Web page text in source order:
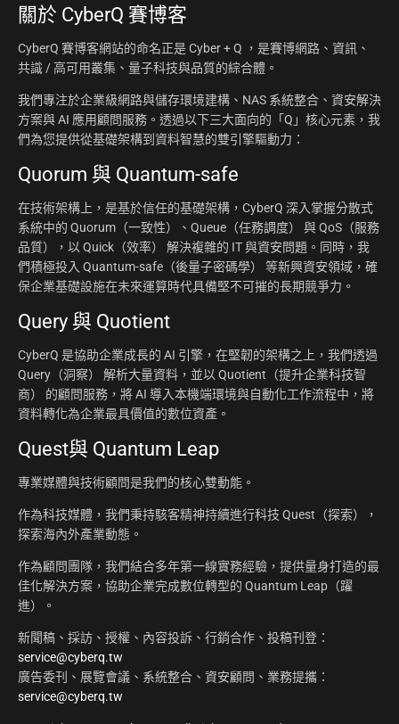
關於 CyberQ 賽博客
CyberQ 賽博客網站的命名正是 Cyber + Q ，是賽博網路、資訊、
共識 / 高可用叢集、量子科技與品質的綜合體。
我們專注於企業級網路與儲存環境建構、NAS 系統整合、資安解決
方案與 AI 應用顧問服務。透過以下三大面向的「Q」核心元素，我
們為您提供從基礎架構到資料智慧的雙引擎驅動力：
Quorum 與 Quantum-safe
在技術架構上，是基於信任的基礎架構，CyberQ 深入掌握分散式
系統中的 Quorum（一致性）、Queue（任務調度） 與 QoS（服務
品質），以 Quick（效率） 解決複雜的 IT 與資安問題。同時，我
們積極投入 Quantum-safe（後量子密碼學） 等新興資安領域，確
保企業基礎設施在未來運算時代具備堅不可摧的長期競爭力。
Query 與 Quotient
CyberQ 是協助企業成長的 AI 引擎，在堅韌的架構之上，我們透過
Query（洞察） 解析大量資料，並以 Quotient（提升企業科技智
商） 的顧問服務，將 AI 導入本機端環境與自動化工作流程中，將
資料轉化為企業最具價值的數位資產。
Quest與 Quantum Leap
專業媒體與技術顧問是我們的核心雙動能。
作為科技媒體，我們秉持駭客精神持續進行科技 Quest（探索），
探索海內外產業動態。
作為顧問團隊，我們結合多年第一線實務經驗，提供量身打造的最
佳化解決方案，協助企業完成數位轉型的 Quantum Leap（躍
進）。
新聞稿、採訪、授權、內容投訴、行銷合作、投稿刊登：
service@cyberq.tw
廣告委刊、展覽會議、系統整合、資安顧問、業務提攜：
service@cyberq.tw